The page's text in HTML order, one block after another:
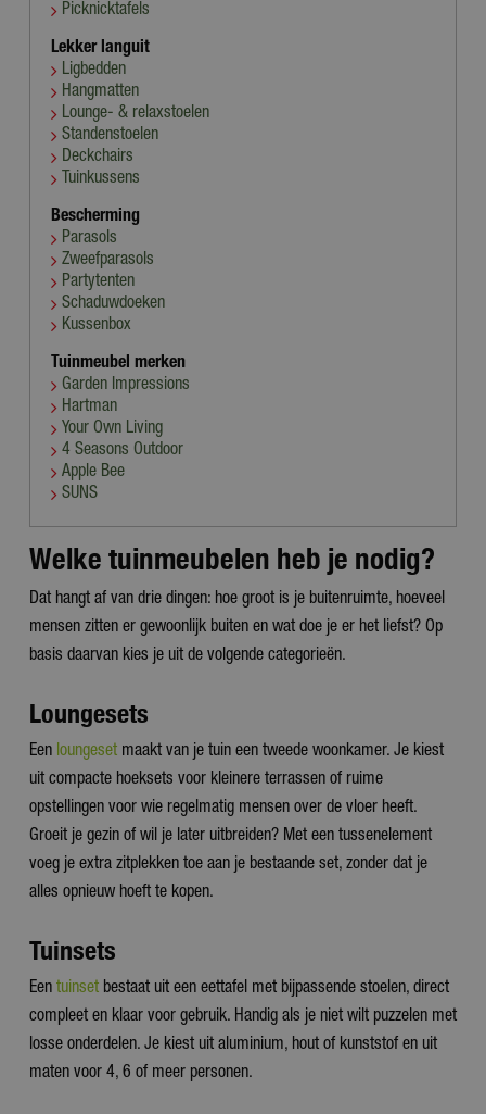
Picknicktafels
Lekker languit
Ligbedden
Hangmatten
Lounge- & relaxstoelen
Standenstoelen
Deckchairs
Tuinkussens
Bescherming
Parasols
Zweefparasols
Partytenten
Schaduwdoeken
Kussenbox
Tuinmeubel merken
Garden Impressions
Hartman
Your Own Living
4 Seasons Outdoor
Apple Bee
SUNS
Welke tuinmeubelen heb je nodig?
Dat hangt af van drie dingen: hoe groot is je buitenruimte, hoeveel
mensen zitten er gewoonlijk buiten en wat doe je er het liefst? Op
basis daarvan kies je uit de volgende categorieën.
Loungesets
Een loungeset maakt van je tuin een tweede woonkamer. Je kiest
uit compacte hoeksets voor kleinere terrassen of ruime
opstellingen voor wie regelmatig mensen over de vloer heeft.
Groeit je gezin of wil je later uitbreiden? Met een tussenelement
voeg je extra zitplekken toe aan je bestaande set, zonder dat je
alles opnieuw hoeft te kopen.
Tuinsets
Een tuinset bestaat uit een eettafel met bijpassende stoelen, direct
compleet en klaar voor gebruik. Handig als je niet wilt puzzelen met
losse onderdelen. Je kiest uit aluminium, hout of kunststof en uit
maten voor 4, 6 of meer personen.